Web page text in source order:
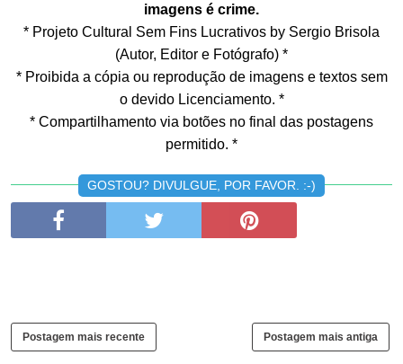
imagens é crime.
* Projeto Cultural Sem Fins Lucrativos by Sergio Brisola
(Autor, Editor e Fotógrafo) *
* Proibida a cópia ou reprodução de imagens e textos sem
o devido Licenciamento. *
* Compartilhamento via botões no final das postagens
permitido. *
GOSTOU? DIVULGUE, POR FAVOR. :-)
Postagem mais recente Postagem mais antiga